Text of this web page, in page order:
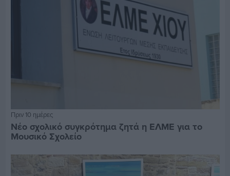
Πριν 10 ημέρες
Νέο σχολικό συγκρότημα ζητά η ΕΛΜΕ για το
Μουσικό Σχολείο